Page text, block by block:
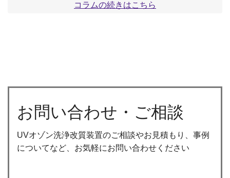
コラムの続きはこちら
お問い合わせ・ご相談
UVオゾン洗浄改質装置のご相談やお見積もり、事例
についてなど、お気軽にお問い合わせください